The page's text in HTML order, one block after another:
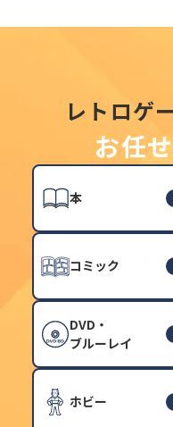
レトロゲ
お任
本
コミック
DVD・
ブルーレイ
ホビー